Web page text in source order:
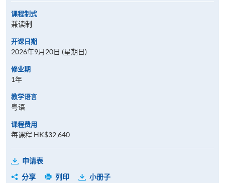
课程制式
兼读制
开课日期
2026年9月20日 (星期日)
修业期
1年
教学语言
粤语
课程费用
每课程 HK$32,640
申请表
分享
列印 小册子